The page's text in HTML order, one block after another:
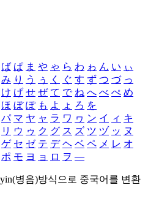
ば ぱ ま や ゃ ら わ ゎ ん い ぃ
み り う ぅ く ぐ す ず つ づ っ
け げ せ ぜ て で ね へ べ ぺ め
ほ ぼ ぽ も よ ょ ろ を
パ マ ヤ ャ ラ ワ ヮ ン イ ィ キ
リ ウ ゥ ク グ ス ズ ツ ヅ ッ ヌ
ゲ セ ゼ テ デ ヘ ベ ペ メ レ オ
ポ モ ヨ ョ ロ ヲ ―
병음)방식으로 중국어를 변환